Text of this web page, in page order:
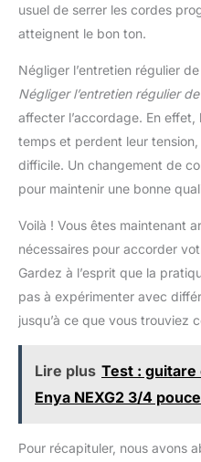
usuel de serrer les cordes
atteignent le bon ton.
Négliger l’entretien régulier
Négliger l’entretien régulier
affecter l’accordage. En effet,
temps et perdent leur
difficile. Un changement de
pour maintenir une bonne
Voilà ! Vous êtes maintenant
nécessaires pour accorder
Gardez à l’esprit que la
pas à expérimenter avec
jusqu’à ce que vous trouviez
Lire plus Test :
Enya NEXG2 3/4
Pour récapituler, nous avons